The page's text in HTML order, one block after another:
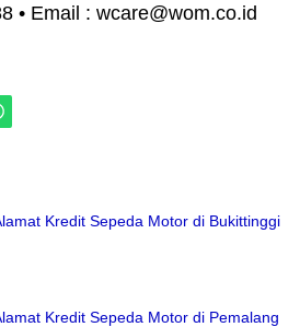
• Email : wcare@wom.co.id
Kredit Sepeda Motor di Bukittinggi
Kredit Sepeda Motor di Pemalang